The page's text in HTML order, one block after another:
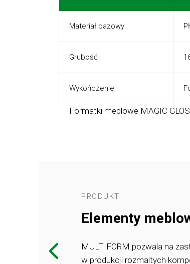
Materiał bazowy
Grubość
Wykończenie
Formatki meblowe MAGIC
PRODUKT
Elementy
MULTIFORM pozwala na
w produkcji rozmaitych